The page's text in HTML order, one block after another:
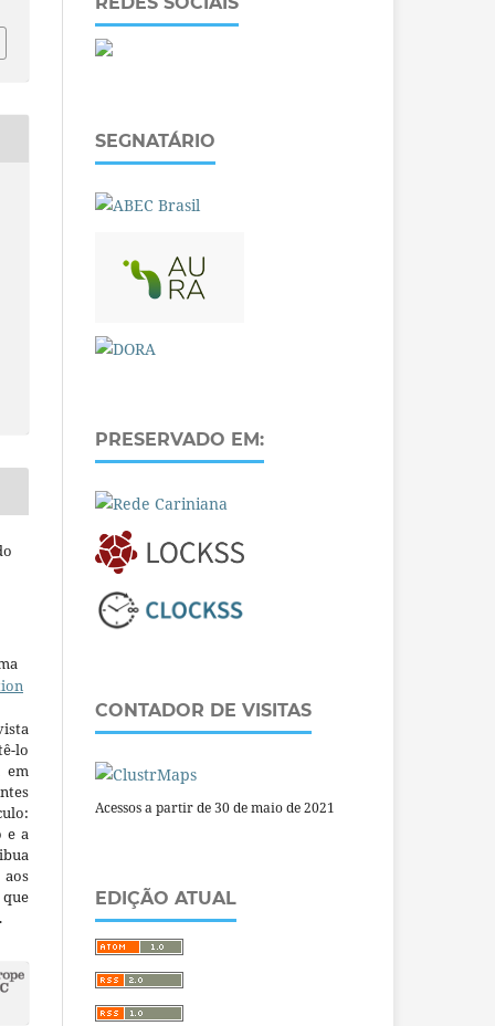
lo
em
e a
SEGNATÁRIO
PRESERVADO EM:
CONTADOR DE VISITAS
Acessos a partir de 30 de maio de 2021
EDIÇÃO ATUAL